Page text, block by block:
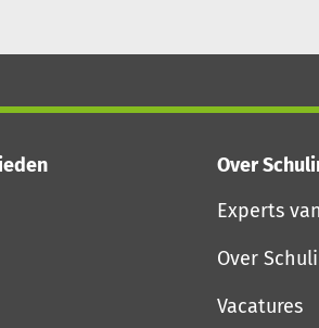
Over
Experts
Over
Vacatures